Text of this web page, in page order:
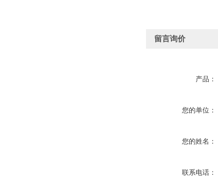
留言询价
产品：
您的单位：
您的姓名：
联系电话：